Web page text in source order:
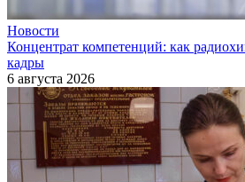
Новости
Концентрат компетенций: как
кадры
6 августа 2026